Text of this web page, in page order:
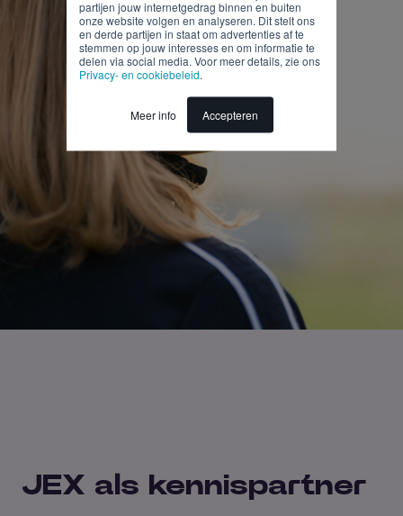
partijen jouw internetgedrag binnen en buiten
onze website volgen en analyseren. Dit stelt ons
en derde partijen in staat om advertenties af te
stemmen op jouw interesses en om informatie te
delen via social media. Voor meer details, zie ons
Privacy- en cookiebeleid.
Meer info Accepteren
JEX als kennispartner